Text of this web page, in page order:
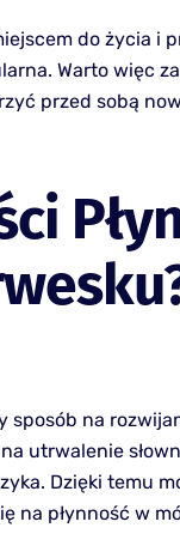
do życia i
Warto więc
przed sobą
sposób na
utrwalenie
Dzięki temu
na płynność w